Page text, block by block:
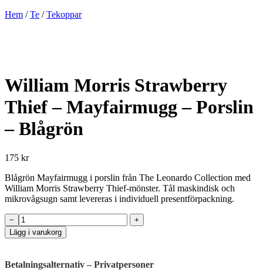
Hem /Te /Tekoppar
William Morris Strawberry
Thief – Mayfairmugg – Porslin
– Blågrön
175 kr
Blågrön Mayfairmugg i porslin från The Leonardo Collection med
William Morris Strawberry Thief-mönster. Tål maskindisk och
mikrovågsugn samt levereras i individuell presentförpackning.
William
Morris
Strawberry
–
Mayfairmugg
−
+
Lägg i varukorg
Betalningsalternativ – Privatpersoner